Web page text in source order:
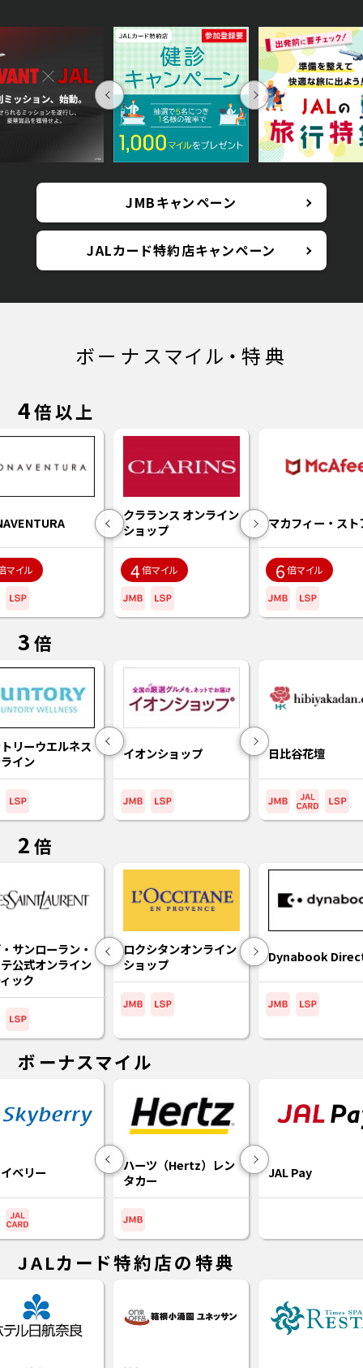
Previous Next
JMBキャンペーン
JALカード特約店キャンペーン
ボーナスマイル・特典
4倍以上
Previous
マイル
クラランス オンライン
ショップ
4倍マイル
マカフィー・スト
6倍マイル
3倍
Previous
リーウエルネス
イン
イオンショップ 日比谷花壇
Next
2倍
Previous
サンローラン・
公式オンライン
ック
ロクシタンオンライン
ショップ
Dynabook
Next
ボーナスマイル
Previous
ベリー
ハーツ（Hertz）レン
タカー
JAL Pay
JALカード特約店の特典